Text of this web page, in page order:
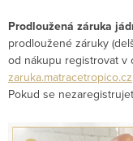
Prodloužená záruka
prodloužené záruky
od nákupu registrovat v
zaruka.matracetropico.cz
Pokud se